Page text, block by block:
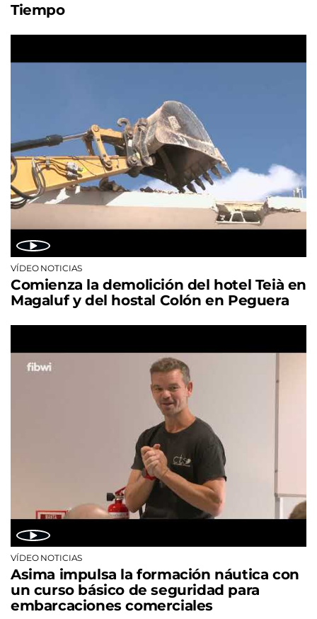
Tiempo
VÍDEO NOTICIAS
Comienza la demolición del hotel Teià en
Magaluf y del hostal Colón en Peguera
VÍDEO NOTICIAS
Asima impulsa la formación náutica con
un curso básico de seguridad para
embarcaciones comerciales